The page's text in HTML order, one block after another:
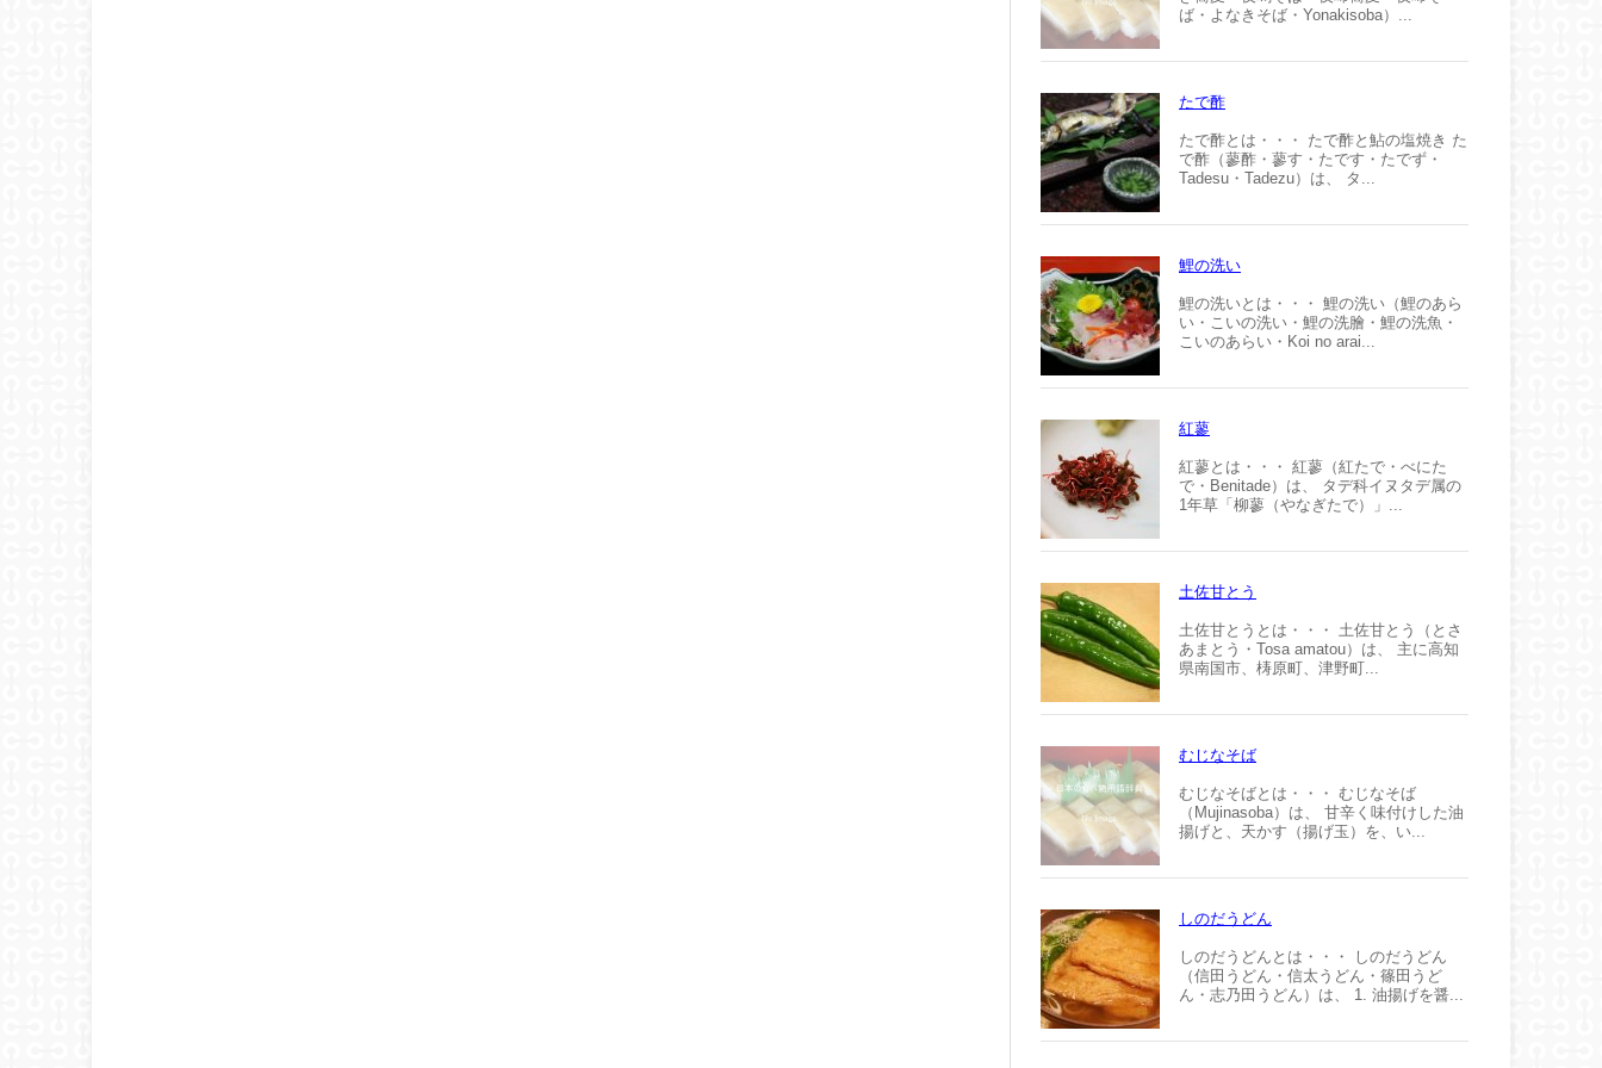
ば・よなきそば・Yonakisoba）...
たで酢
たで酢とは・・・ たで酢と鮎の塩焼き た
で酢（蓼酢・蓼す・たです・たでず・
Tadesu・Tadezu）は、 タ...
鯉の洗い
鯉の洗いとは・・・ 鯉の洗い（鯉のあら
い・こいの洗い・鯉の洗膾・鯉の洗魚・
こいのあらい・Koi no arai...
紅蓼
紅蓼とは・・・ 紅蓼（紅たで・べにた
で・Benitade）は、 タデ科イヌタデ属の
1年草「柳蓼（やなぎたで）」...
土佐甘とう
土佐甘とうとは・・・ 土佐甘とう（とさ
あまとう・Tosa amatou）は、 主に高知
県南国市、梼原町、津野町...
むじなそば
むじなそばとは・・・ むじなそば
（Mujinasoba）は、 甘辛く味付けした油
揚げと、天かす（揚げ玉）を、い...
しのだうどん
しのだうどんとは・・・ しのだうどん
（信田うどん・信太うどん・篠田うど
ん・志乃田うどん）は、 1. 油揚げを醤...